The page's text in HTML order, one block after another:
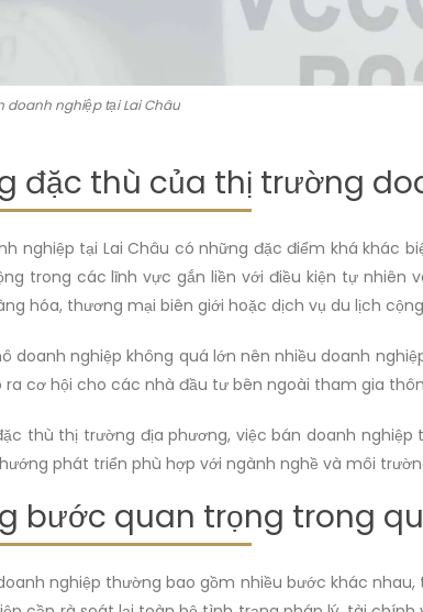
doanh nghiệp tại Lai Châu
đặc thù của thị trường
nghiệp tại Lai Châu có những đặc điểm khá khác
trong các lĩnh vực gắn liền với điều kiện tự nhiên
hóa, thương mại biên giới hoặc dịch vụ du lịch
doanh nghiệp không quá lớn nên nhiều doanh
ra cơ hội cho các nhà đầu tư bên ngoài tham gia
thù thị trường địa phương, việc bán doanh
phát triển phù hợp với ngành nghề và môi
bước quan trọng trong
nghiệp thường bao gồm nhiều bước khác